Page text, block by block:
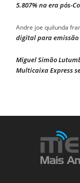
5.807% na era pós-
Andre joe quilunda
digital para emissão
Miguel Simão
Multicaixa Express